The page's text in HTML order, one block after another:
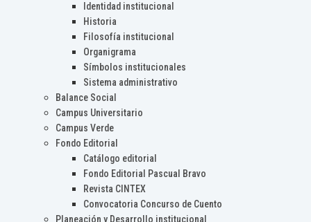
Identidad institucional
Historia
Filosofía institucional
Organigrama
Símbolos institucionales
Sistema administrativo
Balance Social
Campus Universitario
Campus Verde
Fondo Editorial
Catálogo editorial
Fondo Editorial Pascual Bravo
Revista CINTEX
Convocatoria Concurso de Cuento
Planeación y Desarrollo institucional